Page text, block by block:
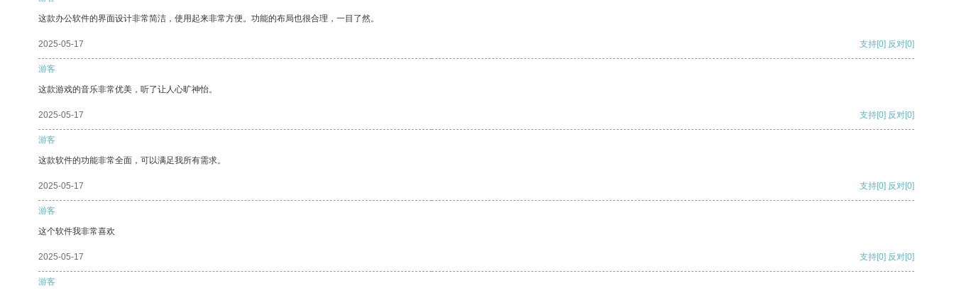
这款办公软件的界面设计非常简洁，使用起来非常方便。功能的布局也很合理，一目了然。
2025-05-17 支持[0] 反对[0]
游客
这款游戏的音乐非常优美，听了让人心旷神怡。
2025-05-17 支持[0] 反对[0]
游客
这款软件的功能非常全面，可以满足我所有需求。
2025-05-17 支持[0] 反对[0]
游客
这个软件我非常喜欢
2025-05-17 支持[0] 反对[0]
游客